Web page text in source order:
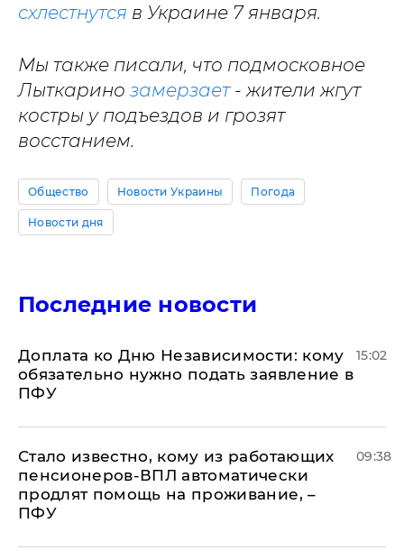
схлестнутся в Украине 7 января.
Мы также писали, что подмосковное
Лыткарино замерзает- жители жгут
костры у подъездов и грозят
восстанием.
Общество Новости Украины Погода
Новости дня
Последние новости
Доплата ко Дню Независимости: кому
обязательно нужно подать заявление в
ПФУ
15:02
Стало известно, кому из работающих
пенсионеров-ВПЛ автоматически
продлят помощь на проживание, –
ПФУ
09:38